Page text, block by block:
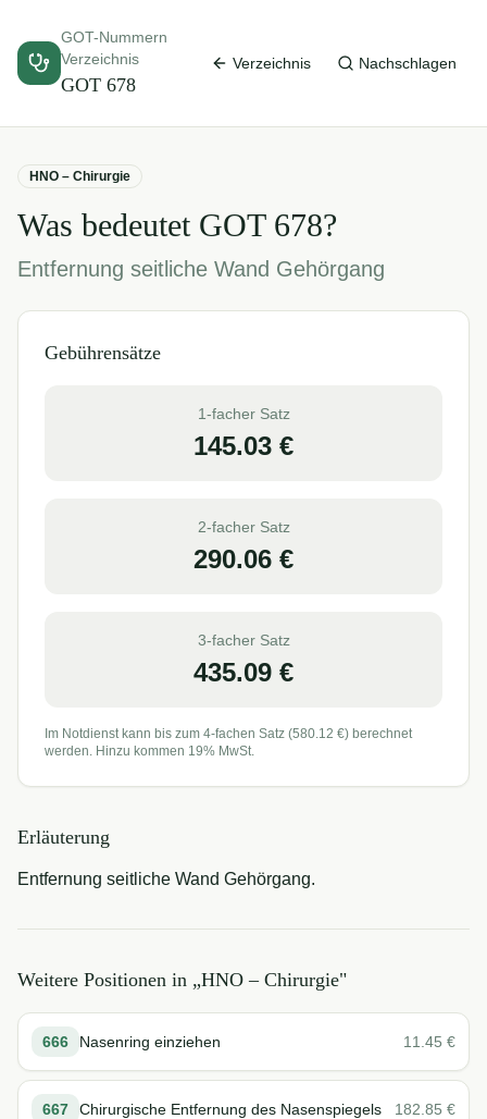
GOT-Nummern
Verzeichnis
GOT 678
Verzeichnis Nachschlagen
HNO – Chirurgie
Was bedeutet GOT 678?
Entfernung seitliche Wand Gehörgang
Gebührensätze
1-facher Satz
145.03 €
2-facher Satz
290.06 €
3-facher Satz
435.09 €
Im Notdienst kann bis zum 4-fachen Satz (580.12 €) berechnet
werden. Hinzu kommen 19% MwSt.
Erläuterung
Entfernung seitliche Wand Gehörgang.
Weitere Positionen in „HNO – Chirurgie"
666 Nasenring einziehen 11.45 €
667 Chirurgische Entfernung des Nasenspiegels 182.85 €